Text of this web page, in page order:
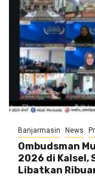
Banjarmasin News
Ombudsman
2026 di Kalsel,
Libatkan